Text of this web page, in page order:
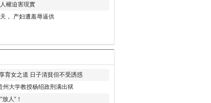
權迫害現實
， 产妇遭羞辱逼供
育女之道 日子清貧但不受誘惑
州大学教授杨绍政刑满出狱
人“！